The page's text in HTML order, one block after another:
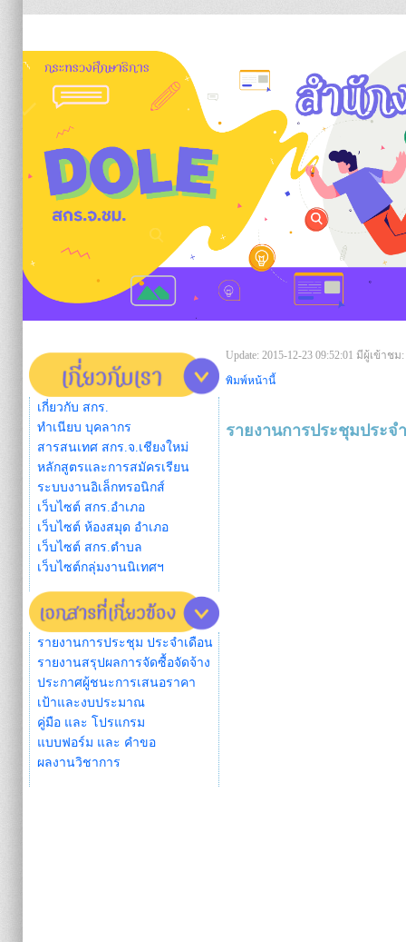
เกี่ยวกับ สกร.
ทำเนียบ บุคลากร
สารสนเทศ สกร.จ.เชียงใหม่
หลักสูตรและการสมัครเรียน
ระบบงานอิเล็กทรอนิกส์
เว็บไซต์ สกร.อำเภอ
เว็บไซต์ ห้องสมุด อำเภอ
เว็บไซต์ สกร.ตำบล
เว็บไซต์กลุ่มงานนิเทศฯ
รายงานการประชุม ประจำเดือน
รายงานสรุปผลการจัดซื้อจัดจ้าง
ประกาศผู้ชนะการเสนอราคา
เป้าและงบประมาณ
คู่มือ และ โปรแกรม
แบบฟอร์ม และ คำขอ
ผลงานวิชาการ
Update: 2015-12-23 09:52:01 มีผู้เข้าชม:
พิมพ์หน้านี้
รายงานการประชุมประจ